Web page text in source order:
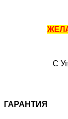
С
ГАРАНТИЯ